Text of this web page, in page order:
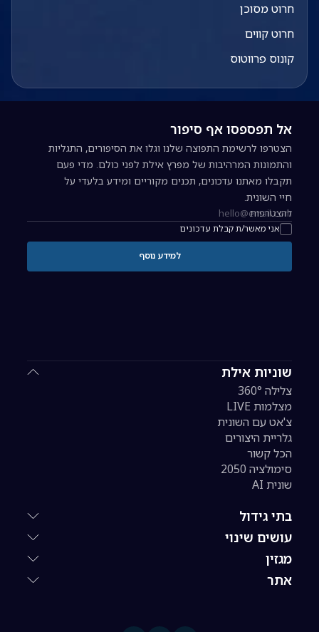
חרוט מסוכן
חרוט קווים
קונוס פרווטוס
שוניות אילת
צלילה 360°
מצלמות LIVE
צ'אט עם השונית
גלריית היצורים
הכל קשור
סימולציה 2050
שונית AI
בתי גידול
עושים שינוי
מגזין
אתר
אל תפספסו אף סיפור
הצטרפו לרשימת התפוצה שלנו וגלו את הסיפורים, התגליות
והתמונות המרהיבות של מפרץ אילת לפני כולם. מדי פעם
תקבלו מאתנו עדכונים, תכנים מקוריים ומידע בלעדי על
חיי השונית.
כתובת אימייל להרשמה לניוזלטר
אני מאשר/ת קבלת עדכונים
להצטרפות
למידע נוסף